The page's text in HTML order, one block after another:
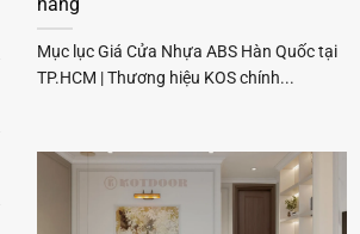
hãng
Mục lục Giá Cửa Nhựa ABS Hàn Quốc tại
TP.HCM | Thương hiệu KOS chính...